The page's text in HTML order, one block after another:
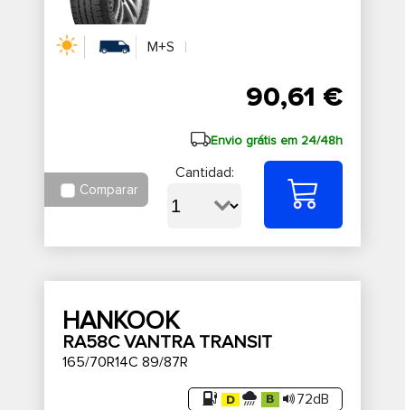
M+S
90,61 €
Envio grátis em 24/48h
Comparar
Cantidad:
HANKOOK
RA58C VANTRA TRANSIT
165/70R14C 89/87R
72dB